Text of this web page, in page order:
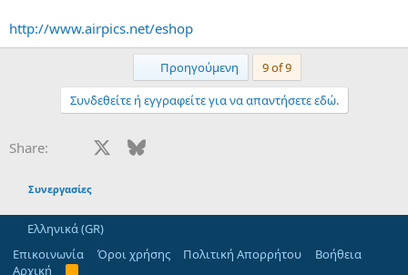
http://www.airpics.net/eshop
Προηγούμενη
9 of 9
Συνδεθείτε ή εγγραφείτε για να απαντήσετε εδώ.
Share: Facebook Bluesky
Συνεργασίες
Ελληνικά (GR)
Επικοινωνία
Όροι χρήσης Πολιτική Απορρήτου
Βοήθεια
Αρχική
R